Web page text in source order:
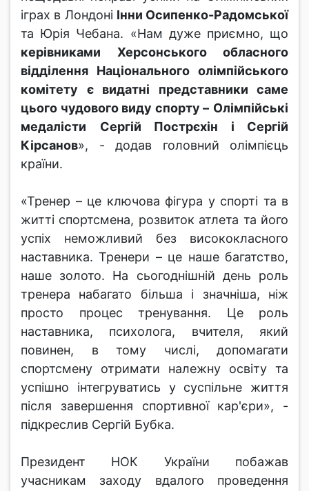
іграх в Лондоні Інни Осипенко-Радомської
та Юрія Чебана. «Нам дуже приємно, що
керівниками Херсонського обласного
відділення Національного олімпійського
комітету є видатні представники саме
цього чудового виду спорту – Олімпійські
медалісти
Сергій Пострєхін і Сергій
Кірсанов», - додав головний олімпієць
країни.
«Тренер – це ключова фігура у спорті та в
житті спортсмена, розвиток атлета та його
успіх неможливий без висококласного
наставника. Тренери – це наше багатство,
наше золото. На сьогоднішній день роль
тренера набагато більша і значніша, ніж
просто процес тренування. Це роль
наставника, психолога, вчителя, який
повинен, в тому числі, допомагати
спортсмену отримати належну освіту та
успішно інтегруватись у суспільне життя
після завершення спортивної кар'єри», -
підкреслив Сергій Бубка.
Президент НОК України побажав
учасникам заходу вдалого проведення